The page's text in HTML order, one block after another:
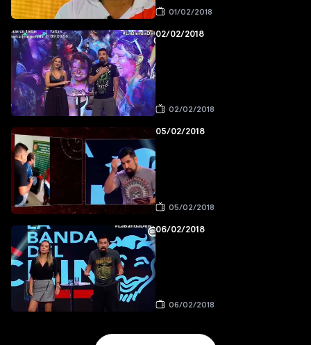
01/02/2018
02/02/2018
02/02/2018
05/02/2018
05/02/2018
06/02/2018
06/02/2018